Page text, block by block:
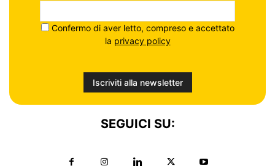
Confermo di aver letto, compreso e accettato
la privacy policy
SEGUICI SU: